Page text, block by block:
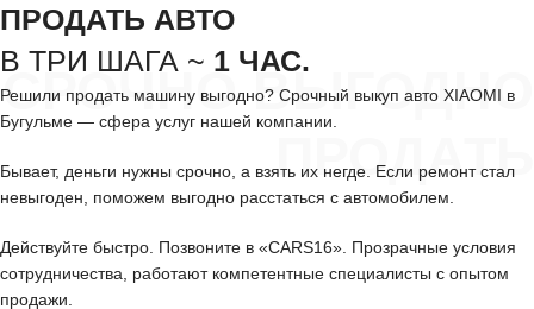
СРОЧНО ВЫГОДНО
ПРОДАТЬ
ПРОДАТЬ АВТО
В ТРИ ШАГА ~ 1 ЧАС.
Решили продать машину выгодно? Срочный выкуп авто XIAOMI в
Бугульме — сфера услуг нашей компании.
Бывает, деньги нужны срочно, а взять их негде. Если ремонт стал
невыгоден, поможем выгодно расстаться с автомобилем.
Действуйте быстро. Позвоните в «CARS16». Прозрачные условия
сотрудничества, работают компетентные специалисты с опытом
продажи.